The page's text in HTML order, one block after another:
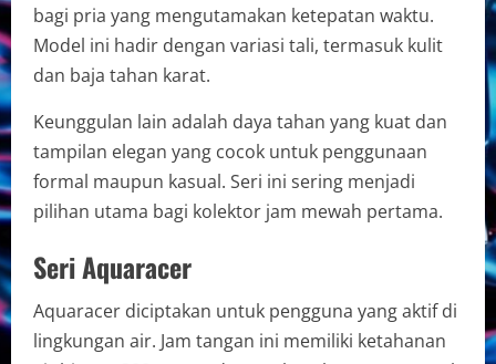
bagi pria yang mengutamakan ketepatan waktu.
Model ini hadir dengan variasi tali, termasuk kulit
dan baja tahan karat.
Keunggulan lain adalah daya tahan yang kuat dan
tampilan elegan yang cocok untuk penggunaan
formal maupun kasual. Seri ini sering menjadi
pilihan utama bagi kolektor jam mewah pertama.
Seri Aquaracer
Aquaracer diciptakan untuk pengguna yang aktif di
lingkungan air. Jam tangan ini memiliki ketahanan